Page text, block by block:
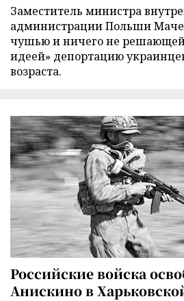
Заместитель министра
администрации Польши
чушью и ничего не
идеей» депортацию
возраста.
Российские войска
Анискино в